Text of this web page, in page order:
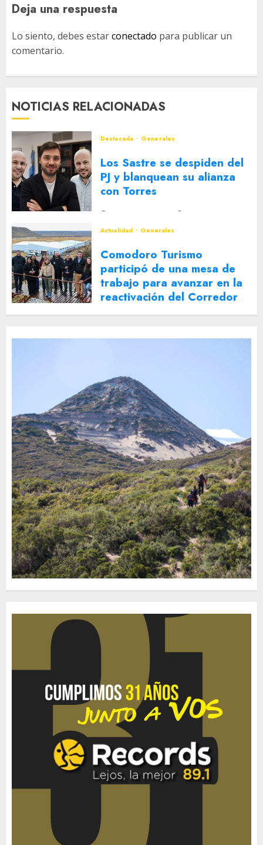
Deja una respuesta
Lo siento, debes estarconectado para publicar un
comentario.
NOTICIAS RELACIONADAS
Destacada Generales
Los Sastre se despiden del
PJ y blanquean su alianza
con Torres
Actualidad
Generales
Comodoro Turismo
participó de una mesa de
trabajo para avanzar en la
reactivación del Corredor
Turístico Integrado